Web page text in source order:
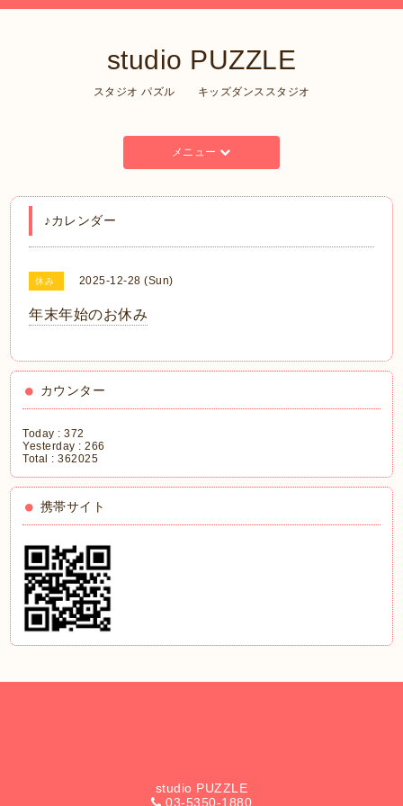
studio PUZZLE
スタジオ パズル キッズダンススタジオ
メニュー
♪カレンダー
休み 2025-12-28 (Sun)
年末年始のお休み
カウンター
Today :372
Yesterday :266
Total :362025
携帯サイト
studio PUZZLE
03-5350-1880